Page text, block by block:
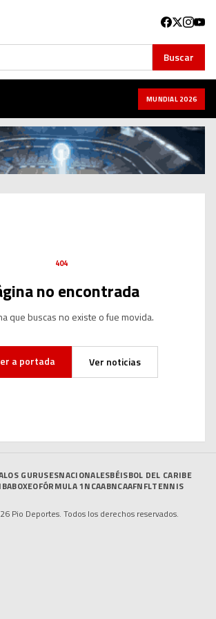
Buscar
MUNDIAL 2026
404
no encontrada
que buscas no existe o fue movida.
a portada Ver noticias
LOS GURUSESNACIONALESBÉISBOL DEL CARIBE
BOXEOFÓRMULA 1NCAABNCAAFNFLTENNIS
Pio Deportes. Todos los derechos reservados.